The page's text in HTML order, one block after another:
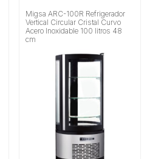
Migsa ARC-100R Refrigerador
Vertical Circular Cristal Curvo
Acero Inoxidable 100 litros 48
cm